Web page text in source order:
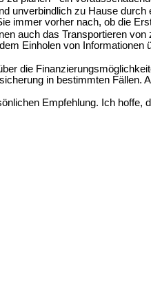
unverbindlich zu Hause
immer vorher nach, ob die
auch das Transportieren
Einholen von
die
in bestimmten Fällen.
Empfehlung. Ich hoffe,